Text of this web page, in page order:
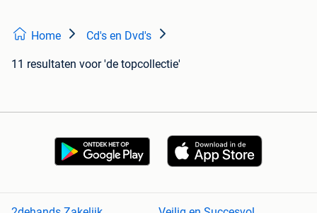
Home Cd's en Dvd's
11 resultaten voor 'de topcollectie'